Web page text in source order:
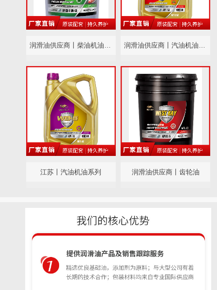
润滑油供应商丨柴油机油系列 润滑油供应商丨汽油机油系列
江苏丨汽油机油系列 润滑油供应商丨齿轮油